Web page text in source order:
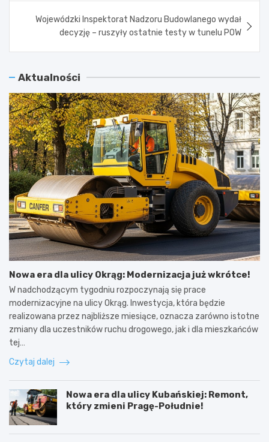
Wojewódzki Inspektorat Nadzoru Budowlanego wydał
decyzję – ruszyły ostatnie testy w tunelu POW
Aktualności
Nowa era dla ulicy Okrąg: Modernizacja już wkrótce!
W nadchodzącym tygodniu rozpoczynają się prace
modernizacyjne na ulicy Okrąg. Inwestycja, która będzie
realizowana przez najbliższe miesiące, oznacza zarówno istotne
zmiany dla uczestników ruchu drogowego, jak i dla mieszkańców
tej…
Czytaj dalej
Nowa era dla ulicy Kubańskiej: Remont,
który zmieni Pragę-Południe!